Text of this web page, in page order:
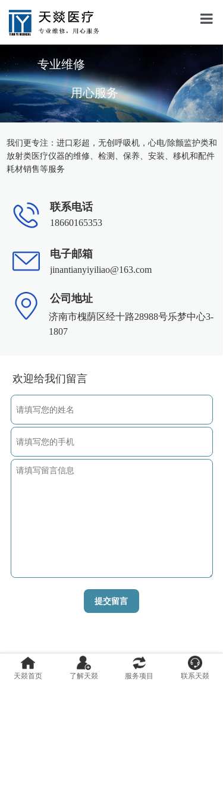
天
了
服
专业维修
用心服务
我们更专注：进口彩超，无创呼吸机，心电/除颤监护类和
放射类医疗仪器的维修、检测、保养、安装、移机和配件
耗材销售等服务
联系电话
电子邮箱
公司地址
18660165353
jinantianyiyiliao@163.com
济南市槐荫区经十路28988号乐梦中心3-
1807
欢迎给我们留言
天燚首页 了解天燚 服务项目 联系天燚